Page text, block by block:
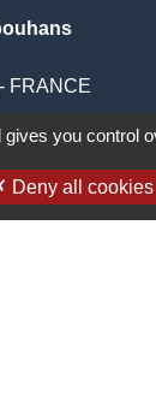
FRANCE
you control
Deny all cookies